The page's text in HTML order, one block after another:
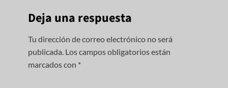
Deja una respuesta
Tu dirección de correo electrónico no será
publicada. Los campos obligatorios están
marcados con *